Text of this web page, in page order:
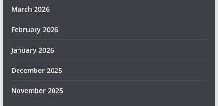
March 2026
February 2026
January 2026
December 2025
November 2025